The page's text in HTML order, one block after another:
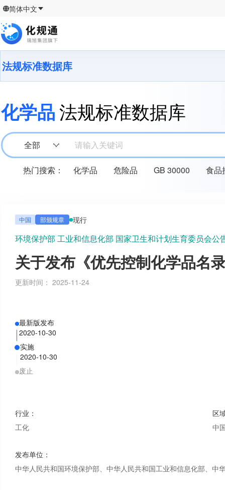
简体中文
法规标准数据库
化学品法规标准数据库
全部 请输入关键词
热门搜索： 化学品 危险品 GB 30000 食品
中国 部颁规章 现行
环境保护部 工业和信息化部 国家卫生和计划生育委员会公
关于发布《优先控制化学品名
更新时间： 2025-11-24
最新版发布
2020-10-30
实施
2020-10-30
废止
行业 ：
工化
区
中
发布单位 ：
中华人民共和国环境保护部、中华人民共和国工业和信息化部、中